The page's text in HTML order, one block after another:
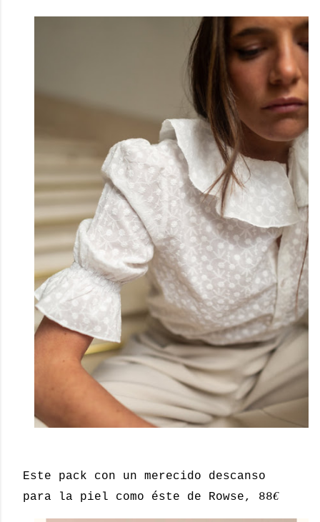
Este pack con un merecido descanso
para la piel como éste de Rowse, 88€